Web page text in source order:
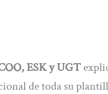
ESK y UGT
de toda su